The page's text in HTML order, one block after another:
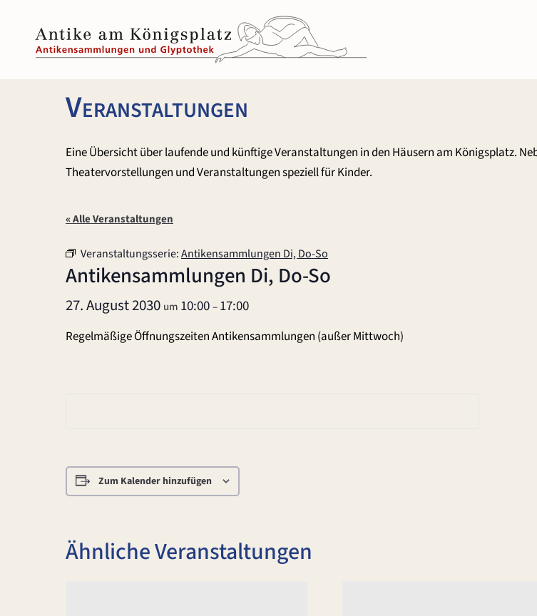
springen
Veranstaltungen
Eine Übersicht über laufende und künftige Veranstaltungen in den Häusern am Königsplatz.
Theatervorstellungen und Veranstaltungen speziell für Kinder.
« Alle Veranstaltungen
Veranstaltungsserie:Antikensammlungen Di, Do-So
Antikensammlungen Di, Do-So
27. August 2030 um 10:00–17:00
Regelmäßige Öffnungszeiten Antikensammlungen (außer Mittwoch)
Zum Kalender hinzufügen
Ähnliche Veranstaltungen